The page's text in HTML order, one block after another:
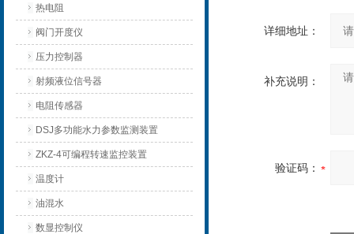
热电阻
阀门开度仪
压力控制器
射频液位信号器
电阻传感器
DSJ多功能水力参数监测装置
ZKZ-4可编程转速监控装置
温度计
油混水
数显控制仪
详细地址：
补充说明：
验证码：